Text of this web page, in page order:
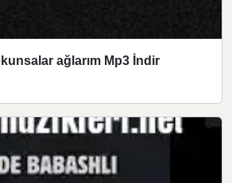
ağlarım Mp3 İndir